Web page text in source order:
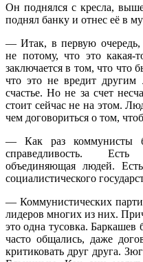
Он поднялся с кресла,
поднял банку и отнес её в
— Итак, в первую очередь,
не потому, что это какая-
заключается в том, что
что это не вредит
счастье. Но не за счет
стоит сейчас не на этом.
чем договориться о том,
— Как раз коммунисты
справедливость. Есть
объединяющая людей.
социалистического
— Коммунистических
лидеров многих из них.
это одна тусовка.
часто общались, даже
критиковать друг друга.